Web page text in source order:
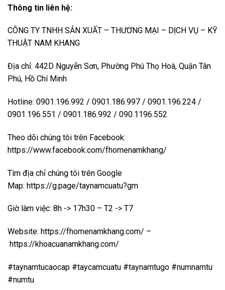
Thông tin liên hệ:
CÔNG TY TNHH SẢN XUẤT – THƯƠNG MẠI – DỊCH VỤ – KỸ
THUẬT NAM KHANG
Địa chỉ: 442D Nguyễn Sơn, Phường Phú Thọ Hoà, Quận Tân
Phú, Hồ Chí Minh
Hotline: 0901.196.992 / 0901.186.997 / 0901.196.224 /
0901.196.551 / 0901.186.992 / 090.1196.552
Theo dõi chúng tôi trên Facebook:
https://www.facebook.com/fhomenamkhang/
Tìm địa chỉ chúng tôi trên Google
Map: https://g.page/taynamcuatu?gm
Giờ làm việc: 8h -> 17h30 – T2 -> T7
Website: https://fhomenamkhang.com/ –
https://khoacuanamkhang.com/
#taynamtucaocap #taycamcuatu #taynamtugo #numnamtu
#numtu